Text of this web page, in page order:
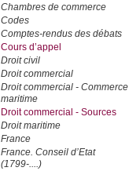
Chambres de commerce
Codes
Comptes-rendus des débats
Cours d’appel
Droit civil
Droit commercial
Droit commercial - Commerce
maritime
Droit commercial - Sources
Droit maritime
France
France. Conseil d’Etat
(1799-....)